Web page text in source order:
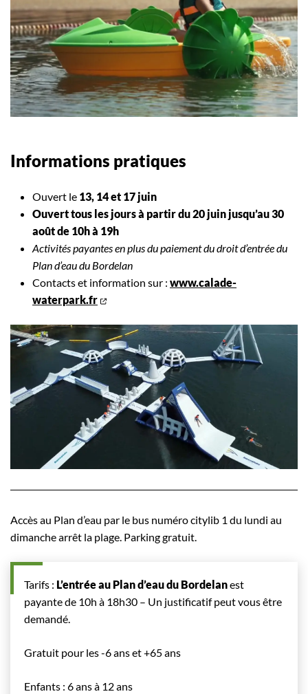
Informations pratiques
Ouvert le 13, 14 et 17 juin
Ouvert tous les jours à partir du 20 juin jusqu’au 30
août de 10h à 19h
Activités payantes en plus du paiement du droit d’entrée du
Plan d’eau du Bordelan
Contacts et information sur : www.calade-
waterpark.fr
Accès au Plan d’eau par le bus numéro citylib 1 du lundi au
dimanche arrêt la plage. Parking gratuit.
Tarifs : L’entrée au Plan d’eau du Bordelanest
payante de 10h à 18h30 – Un justificatif peut vous être
demandé.
Gratuit pour les -6 ans et +65 ans
Enfants : 6 ans à 12 ans